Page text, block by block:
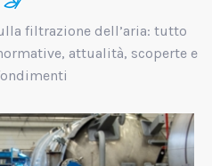
filtrazione dell’aria: tutto
attualità, scoperte e